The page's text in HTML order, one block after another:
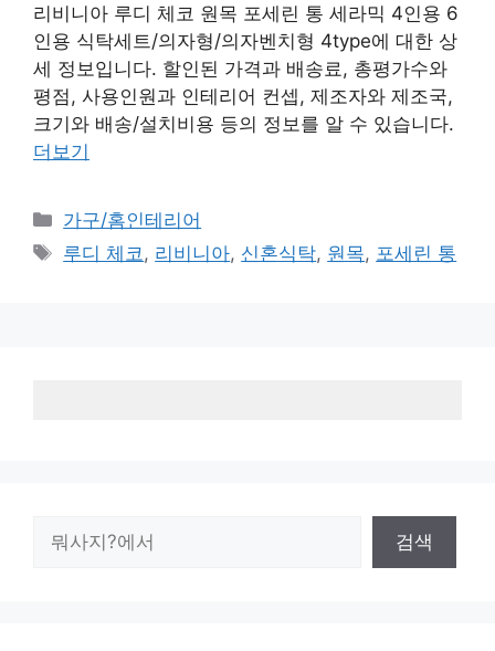
리비니아 루디 체코 원목 포세린 통 세라믹 4인용 6
인용 식탁세트/의자형/의자벤치형 4type에 대한 상
세 정보입니다. 할인된 가격과 배송료, 총평가수와
평점, 사용인원과 인테리어 컨셉, 제조자와 제조국,
크기와 배송/설치비용 등의 정보를 알 수 있습니다.
더보기
카
테
고
가구/홈인테리어
태
루디 체코 , 리비니아, 신혼식탁, 원목, 포세린 통
검색